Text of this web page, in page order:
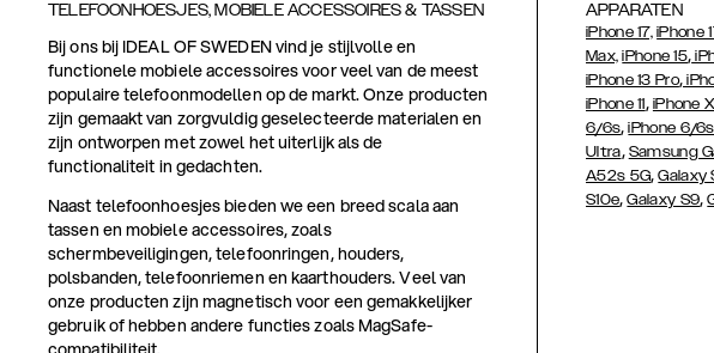
TELEFOONHOESJES, MOBIELE ACCESSOIRES & TASSEN
Bij ons bij IDEAL OF SWEDEN vind je stijlvolle en
functionele mobiele accessoires voor veel van de meest
populaire telefoonmodellen op de markt. Onze producten
zijn gemaakt van zorgvuldig geselecteerde materialen en
zijn ontworpen met zowel het uiterlijk als de
functionaliteit in gedachten.
Naast telefoonhoesjes bieden we een breed scala aan
tassen en mobiele accessoires, zoals
schermbeveiligingen, telefoonringen, houders,
polsbanden, telefoonriemen en kaarthouders. Veel van
onze producten zijn magnetisch voor een gemakkelijker
gebruik of hebben andere functies zoals MagSafe-
APPARATEN
iPhone 17, iPhone
Max, iPhone 15,
iPhone 13 Pro,
iPhone 11, iPhone
6/6s,iPhone 6/
Ultra, Samsung
A52s 5G,Galaxy
S10e,Galaxy S9,